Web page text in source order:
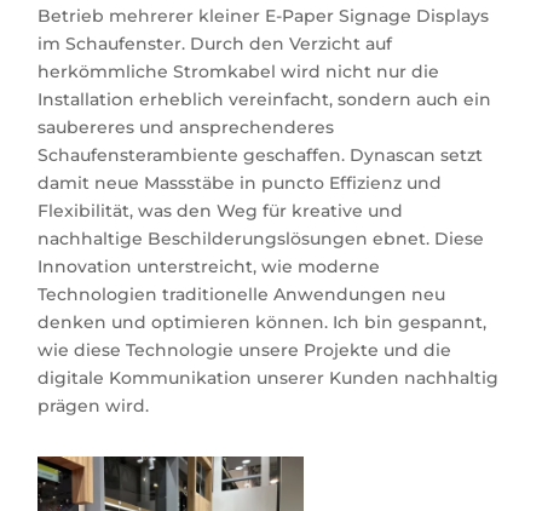
Betrieb mehrerer kleiner E-Paper Signage Displays
im Schaufenster. Durch den Verzicht auf
herkömmliche Stromkabel wird nicht nur die
Installation erheblich vereinfacht, sondern auch ein
saubereres und ansprechenderes
Schaufensterambiente geschaffen. Dynascan setzt
damit neue Massstäbe in puncto Effizienz und
Flexibilität, was den Weg für kreative und
nachhaltige Beschilderungslösungen ebnet. Diese
Innovation unterstreicht, wie moderne
Technologien traditionelle Anwendungen neu
denken und optimieren können. Ich bingespannt,
wie diese Technologie unsere Projekte und die
digitale Kommunikation unserer Kunden nachhaltig
prägen wird.